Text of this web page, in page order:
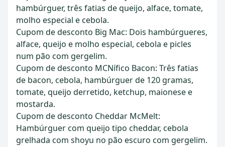
hambúrguer, três fatias de queijo, alface, tomate,
molho especial e cebola.
Cupom de desconto Big Mac: Dois hambúrgueres,
alface, queijo e molho especial, cebola e picles
num pão com gergelim.
Cupom de desconto MCNífico Bacon: Três fatias
de bacon, cebola, hambúrguer de 120 gramas,
tomate, queijo derretido, ketchup, maionese e
mostarda.
Cupom de desconto Cheddar McMelt:
Hambúrguer com queijo tipo cheddar, cebola
grelhada com shoyu no pão escuro com gergelim.